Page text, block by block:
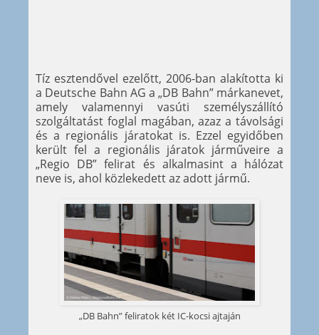
Tíz esztendővel ezelőtt, 2006-ban alakította ki
a Deutsche Bahn AG a „DB Bahn” márkanevet,
amely valamennyi vasúti személyszállító
szolgáltatást foglal magában, azaz a távolsági
és a regionális járatokat is. Ezzel egyidőben
került fel a regionális járatok járműveire a
„Regio DB” felirat és alkalmasint a hálózat
neve is, ahol közlekedett az adott jármű.
„DB Bahn” feliratok két IC-kocsi ajtaján